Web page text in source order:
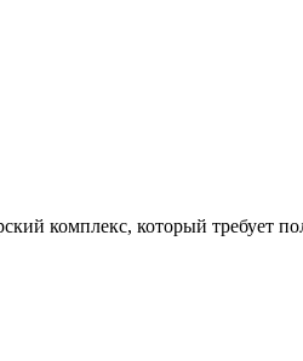
комплекс, который требует